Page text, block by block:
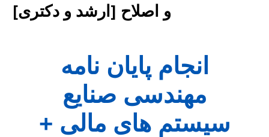
و اصلاح [ارشد و دکتری]
انجام پایان نامه
مهندسی صنایع
سیستم های مالی +